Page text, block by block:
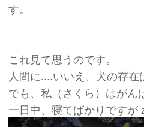
す。
これ見て思うのです。
人間に....いいえ、犬の存在
でも、私（さくら）はがん
一日中、寝てばかりですが